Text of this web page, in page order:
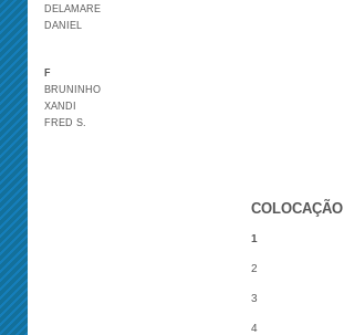
DELAMARE
DANIEL
F
BRUNINHO
XANDI
FRED S.
COLOCAÇÃO
1
2
3
4